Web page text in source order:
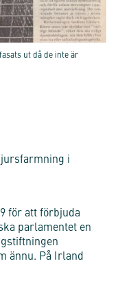
ut då de inte är
i
för att förbjuda
parlamentet en
ännu. På Irland